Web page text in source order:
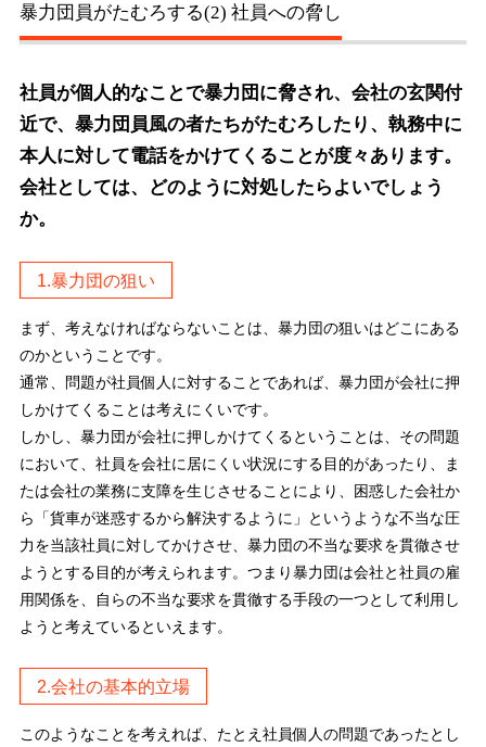
暴力団員がたむろする(2) 社員への脅し
社員が個人的なことで暴力団に脅され、会社の玄関付
近で、暴力団員風の者たちがたむろしたり、執務中に
本人に対して電話をかけてくることが度々あります。
会社としては、どのように対処したらよいでしょう
か。
1.暴力団の狙い
まず、考えなければならないことは、暴力団の狙いはどこにある
のかということです。
通常、問題が社員個人に対することであれば、暴力団が会社に押
しかけてくることは考えにくいです。
しかし、暴力団が会社に押しかけてくるということは、その問題
において、社員を会社に居にくい状況にする目的があったり、ま
たは会社の業務に支障を生じさせることにより、困惑した会社か
ら「貨車が迷惑するから解決するように」というような不当な圧
力を当該社員に対してかけさせ、暴力団の不当な要求を貫徹させ
ようとする目的が考えられます。つまり暴力団は会社と社員の雇
用関係を、自らの不当な要求を貫徹する手段の一つとして利用し
ようと考えているといえます。
2.会社の基本的立場
このようなことを考えれば、たとえ社員個人の問題であったとし